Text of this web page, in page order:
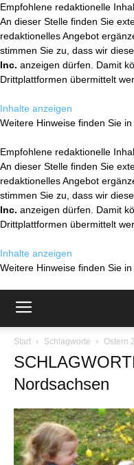
Empfohlene redaktionelle
An dieser Stelle finden Sie
redaktionelles Angebot
stimmen Sie zu, dass wir
Inc. anzeigen dürfen. Damit
Drittplattformen übermittelt
Inhalte anzeigen
Weitere Hinweise finden Sie
Empfohlene redaktionelle
An dieser Stelle finden Sie
redaktionelles Angebot
stimmen Sie zu, dass wir
Inc. anzeigen dürfen. Damit
Drittplattformen übermittelt
Inhalte anzeigen
Weitere Hinweise finden Sie
Start Schlagworte Ostern
Nordsachsen